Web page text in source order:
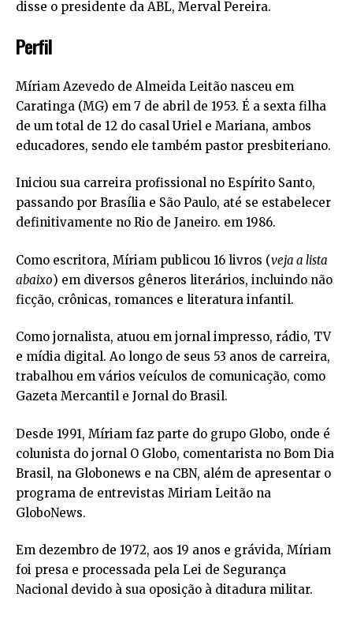
disse o presidente da ABL, Merval Pereira.
Perfil
Míriam Azevedo de Almeida Leitão nasceu em
Caratinga (MG) em 7 de abril de 1953. É a sexta filha
de um total de 12 do casal Uriel e Mariana, ambos
educadores, sendo ele também pastor presbiteriano.
Iniciou sua carreira profissional no Espírito Santo,
passando por Brasília e São Paulo, até se estabelecer
definitivamente no Rio de Janeiro. em 1986.
Como escritora, Míriam publicou 16 livros (veja a lista
abaixo) em diversos gêneros literários, incluindo não
ficção, crônicas, romances e literatura infantil.
Como jornalista, atuou em jornal impresso, rádio, TV
e mídia digital. Ao longo de seus 53 anos de carreira,
trabalhou em vários veículos de comunicação, como
Gazeta Mercantil e Jornal do Brasil.
Desde 1991, Míriam faz parte do grupo Globo, onde é
colunista do jornal O Globo, comentarista no Bom Dia
Brasil, na Globonews e na CBN, além de apresentar o
programa de entrevistas Miriam Leitão na
GloboNews.
Em dezembro de 1972, aos 19 anos e grávida, Míriam
foi presa e processada pela Lei de Segurança
Nacional devido à sua oposição à ditadura militar.